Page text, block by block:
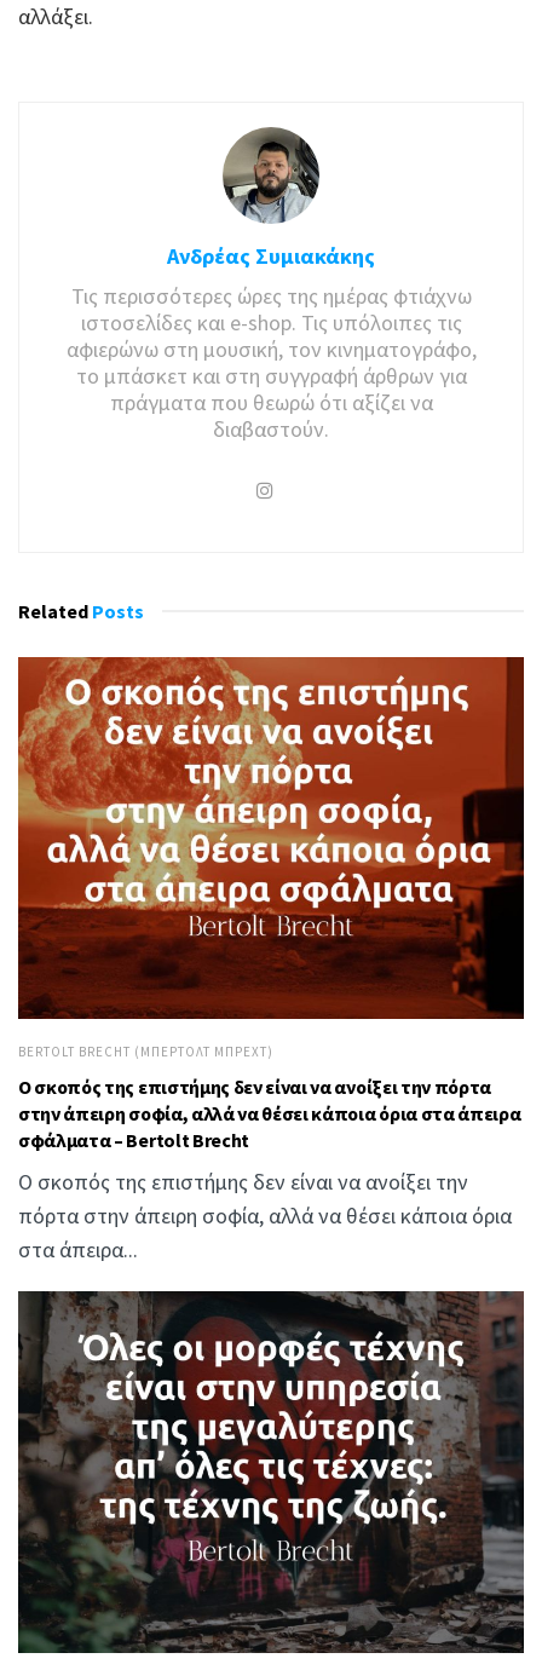
αλλάξει.
Ανδρέας Συμιακάκης
Τις περισσότερες ώρες της ημέρας φτιάχνω
ιστοσελίδες και e-shop. Τις υπόλοιπες τις
αφιερώνω στη μουσική, τον κινηματογράφο,
το μπάσκετ και στη συγγραφή άρθρων για
πράγματα που θεωρώ ότι αξίζει να
διαβαστούν.
Related Posts
BERTOLT BRECHT (ΜΠΈΡΤΟΛΤ ΜΠΡΕΧΤ)
Ο σκοπός της επιστήμης δεν είναι να ανοίξει την πόρτα
στην άπειρη σοφία, αλλά να θέσει κάποια όρια στα άπειρα
σφάλματα – Bertolt Brecht
Ο σκοπός της επιστήμης δεν είναι να ανοίξει την
πόρτα στην άπειρη σοφία, αλλά να θέσει κάποια όρια
στα άπειρα...